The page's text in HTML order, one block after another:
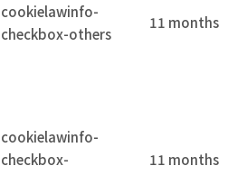
cookielawinfo-
checkbox-others
11 months
cookielawinfo-
checkbox-
11 months